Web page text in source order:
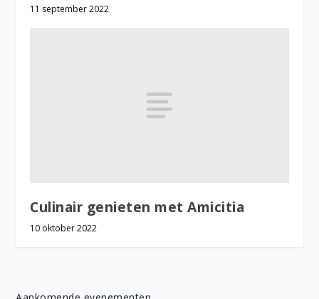
11 september 2022
Culinair genieten met Amicitia
10 oktober 2022